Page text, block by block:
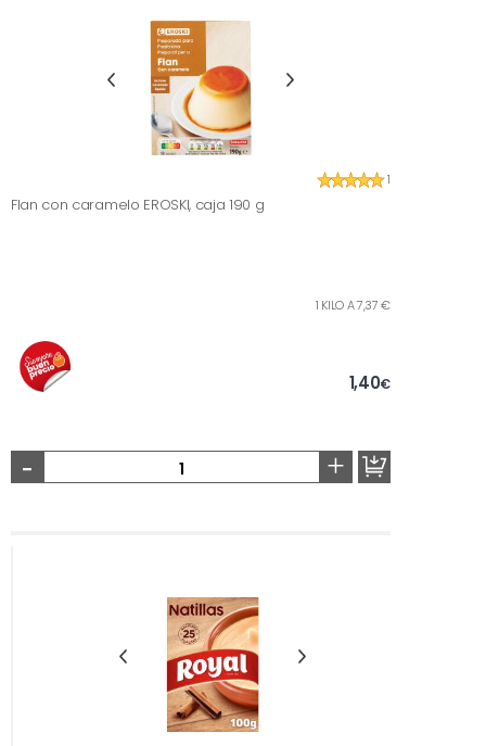
1
Flan con caramelo EROSKI, caja 190 g
1 KILO A 7,37 €
1,40€
- +